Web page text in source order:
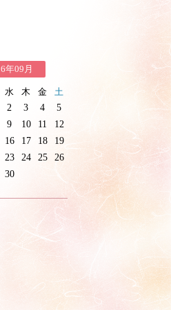
年09月
水 木 金
土
2 3 4
5
9 10 11
12
16 17 18
19
23 24 25
26
30